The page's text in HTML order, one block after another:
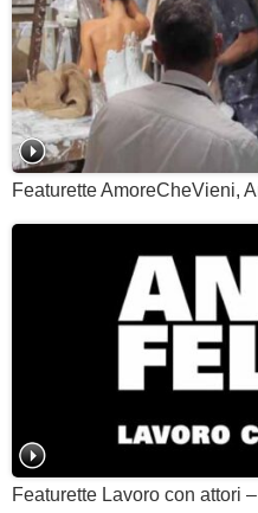
Featurette AmoreCheVieni,
Featurette Lavoro con attori